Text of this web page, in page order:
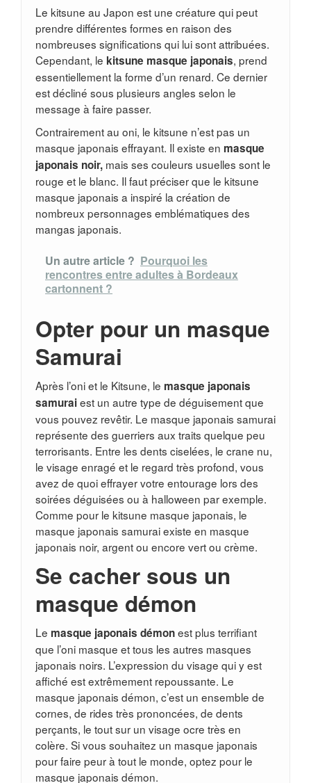
Le kitsune au Japon est une créature qui peut
prendre différentes formes en raison des
nombreuses significations qui lui sont attribuées.
Cependant, le kitsune masque japonais, prend
essentiellement la forme d’un renard. Ce dernier
est décliné sous plusieurs angles selon le
message à faire passer.
Contrairement au oni, le kitsune n’est pas un
masque japonais effrayant. Il existe en masque
japonais noir, mais ses couleurs usuelles sont le
rouge et le blanc. Il faut préciser que le kitsune
masque japonais a inspiré la création de
nombreux personnages emblématiques des
mangas japonais.
Un autre article ? Pourquoi les
rencontres entre adultes à Bordeaux
cartonnent ?
Opter pour un masque
Samurai
Après l’oni et le Kitsune, le masque japonais
samuraiest un autre type de déguisement que
vous pouvez revêtir. Le masque japonais samurai
représente des guerriers aux traits quelque peu
terrorisants. Entre les dents ciselées, le crane nu,
le visage enragé et le regard très profond, vous
avez de quoi effrayer votre entourage lors des
soirées déguisées ou à halloween par exemple.
Comme pour le kitsune masque japonais, le
masque japonais samurai existe en masque
japonais noir, argent ou encore vert ou crème.
Se cacher sous un
masque démon
Le masque japonais démonest plus terrifiant
que l’oni masque et tous les autres masques
japonais noirs. L’expression du visage qui y est
affiché est extrêmement repoussante. Le
masque japonais démon, c’est un ensemble de
cornes, de rides très prononcées, de dents
perçants, le tout sur un visage ocre très en
colère. Si vous souhaitez un masque japonais
pour faire peur à tout le monde, optez pour le
masque japonais démon.